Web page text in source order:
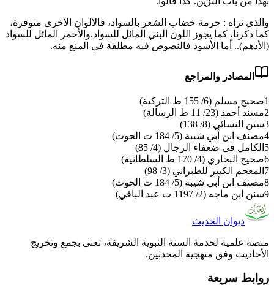
والذي نراه : حرمة خضاب الشعر بالسواد، فالألوان الأخرى متوفرة،
كما ذكرنا، كما يجوز اللون البني المائل للسواد.والأحمر المائل للسواد
( الأدهم).. أما الأسود فالنصوص فيه مطلقة في المنع منه.
المصادر والمراجع
1صحيح مسلم (6/ 155 ط التركية)
2مسند أحمد (23/ 11 ط الرسالة)
3سنن النسائي (8/ 138)
4مصنف ابن أبي شيبة (5/ 184 ت الحوت)
5 الكامل في ضعفاء الرجال (4/ 85)
6صحيح البخاري (4/ 170 ط السلطانية)
7 المعجم الكبير للطبراني (3/ 98)
8مصنف ابن أبي شيبة (5/ 184 ت الحوت)
9سنن ابن ماجه (2/ 1197 ت عبد الباقي)
ديوان الحديث
منصة علمية لخدمة السنة النبوية الشريفة، تعنى بجمع وتخريج
الأحاديث وفق منهجية المحدثين.
روابط سريعة